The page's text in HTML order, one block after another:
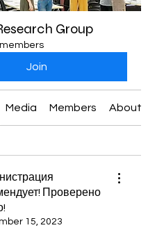
Group
Join
Media Members About
Проверено
15, 2023